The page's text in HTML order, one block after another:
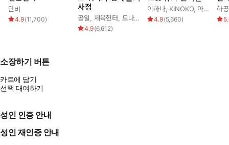
단비
4.9(11,700)
사정
공일, 제육헌터, 모나글로리아
4.9(6,612)
이하나, KINOKO, 아르카나
4.9(5,660)
하공
소장하기 버튼
카트에 담기
선택 대여하기
성인 인증 안내
성인 재인증 안내